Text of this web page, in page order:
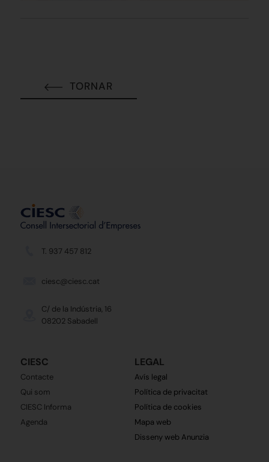
TORNAR
T. 937 457 812
ciesc@ciesc.cat
C/ de la Indústria, 16
08202 Sabadell
CIESC
Contacte
Qui som
CIESC Informa
Agenda
LEGAL
Avís legal
Política de privacitat
Política de cookies
Mapa web
Disseny web Anunzia